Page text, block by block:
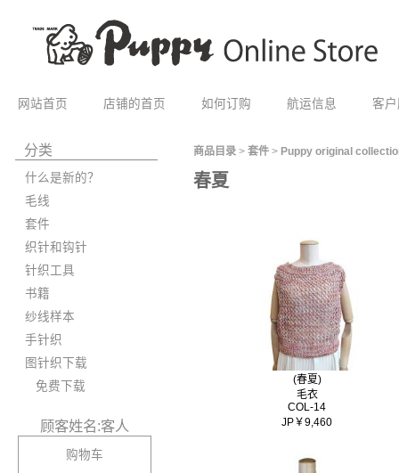
网站首页 店铺的首页 如何订购 航运信息 客
分类
什么是新的？
毛线
套件
织针和钩针
针织工具
书籍
纱线样本
手针织
图针织下载
免费下载
顾客姓名:客人
购物车
商品目录 > 套件 > Puppy original
春夏
(春夏)
毛衣
COL-14
JP￥9,460